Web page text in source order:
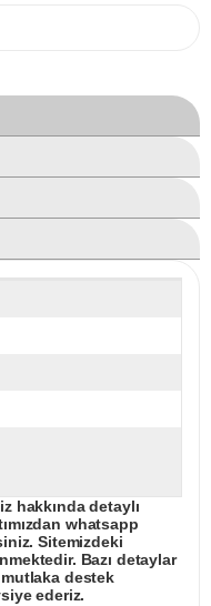
hakkında detaylı
whatsapp
Sitemizdeki
Bazı detaylar
destek
ederiz.